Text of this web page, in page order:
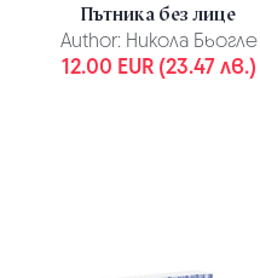
Пътника без лице
Author: Никола Бьогле
12.00 EUR (23.47 лв.)